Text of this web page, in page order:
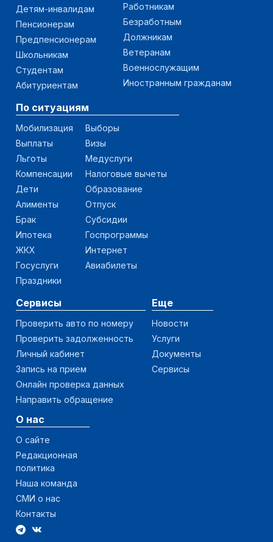
Детям-инвалидам
Пенсионерам
Предпенсионерам
Школьникам
Студентам
Абитуриентам
Работникам
Безработным
Должникам
Ветеранам
Военнослужащим
Иностранным гражданам
По ситуациям
Мобилизация
Выплаты
Льготы
Компенсации
Дети
Алименты
Брак
Ипотека
ЖКХ
Госуслуги
Праздники
Выборы
Визы
Медуслуги
Налоговые вычеты
Образование
Отпуск
Субсидии
Госпрограммы
Интернет
Авиабилеты
Сервисы
Проверить авто по номеру
Проверить задолженность
Личный кабинет
Запись на прием
Онлайн проверка данных
Направить обращение
Еще
Новости
Услуги
Документы
Сервисы
О нас
О сайте
Редакционная
политика
Наша команда
СМИ о нас
Контакты